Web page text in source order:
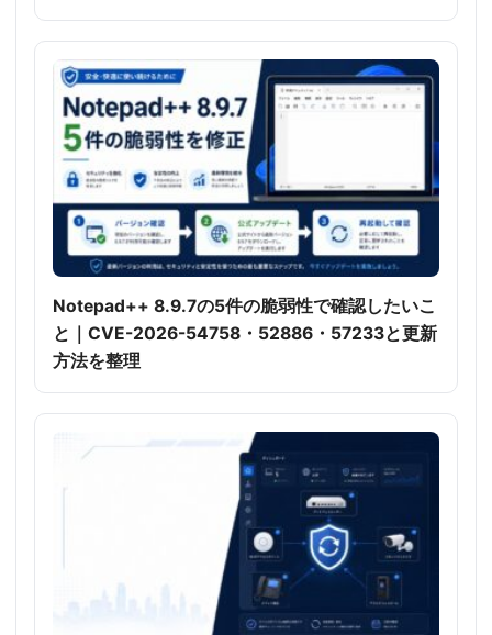
Notepad++ 8.9.7の5件の脆弱性で確認したいこ
と｜CVE-2026-54758・52886・57233と更新
方法を整理